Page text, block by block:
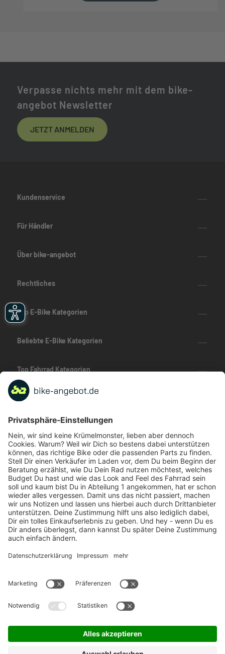
Verpasse nichts mehr mit dem bike-
angebot Newsletter
JETZT ANMELDEN
Kundenservice
Für Händler
Über bike-angebot
Rechtliches
Top E-Bike Kategorien
Beliebte E-Bike Kategorien
Top Fahrrad Kategorien
Beliebte Fahrrad-Kategorien
Marken-Highlights
TOP-Marken
ZAHLUNGSARTEN / RATENKAUF
FÜR ARBEITGEBER & ARBEITNEHMER